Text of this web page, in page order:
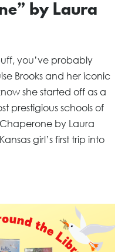
by Laura
you’ve probably
Brooks and her iconic
she started off as a
prestigious schools of
by Laura
girl’s first trip into